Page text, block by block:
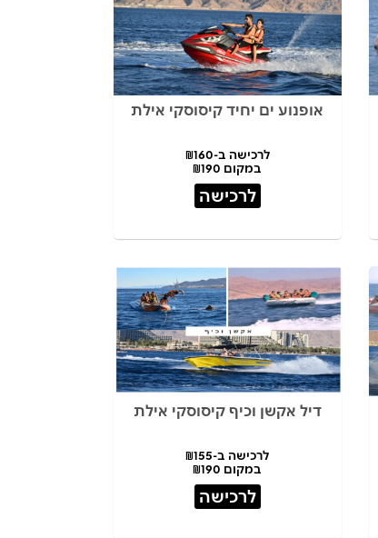
אופנוע ים יחיד קיסוסקי אילת
לרכישה ב-₪160
במקום ₪190
לרכישה
דיל אקשן וכיף קיסוסקי אילת
לרכישה ב-₪155
במקום ₪190
לרכישה